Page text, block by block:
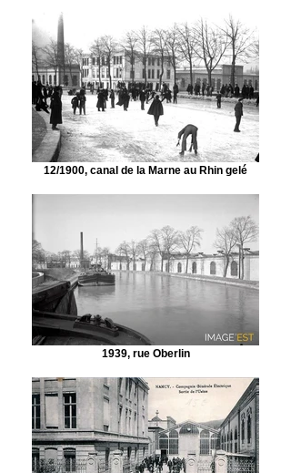
12/1900, canal de la Marne au Rhin gelé
1939, rue Oberlin